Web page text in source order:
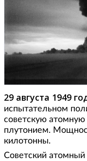
29 августа 1949
испытательном
советскую
плутонием.
килотонны.
Советский